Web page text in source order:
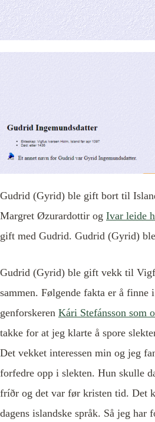
Gudrid (Gyrid) ble gift bort til
Margret Øzurardottir og Ivar leide
gift med Gudrid. Gudrid (Gyrid)
Gudrid (Gyrid) ble gift vekk til
sammen. Følgende fakta er å finne i
genforskeren Kári Stefánsson som
takke for at jeg klarte å spore
Det vekket interessen min og jeg
forfedre opp i slekten. Hun skulle
fríðr og det var før kristen tid. Det
dagens islandske språk. Så jeg